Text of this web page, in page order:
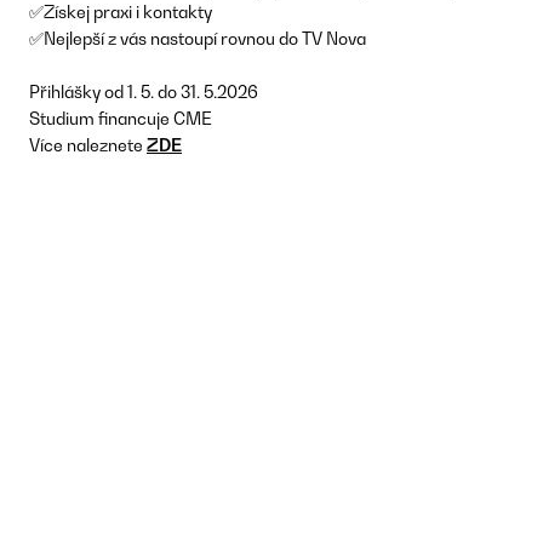
✅Získej praxi i kontakty
✅Nejlepší z vás nastoupí rovnou do TV Nova
Přihlášky od 1. 5. do 31. 5.2026
Studium financuje CME
Více naleznete ZDE